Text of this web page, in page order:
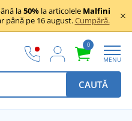
la50% la articolele Malfini
până pe 16 august.Cumpără.
0
MENU
CAUTĂ